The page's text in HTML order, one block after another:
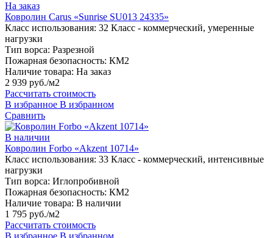
На заказ
Ковролин Carus «Sunrise SU013 24335»
Класс использования: 32 Класс - коммерческий, умеренные
нагрузки
Тип ворса: Разрезной
Пожарная безопасность: КМ2
Наличие товара: На заказ
2 939 руб./м2
Рассчитать стоимость
В избранное В избранном
Сравнить
В наличии
Ковролин Forbo «Akzent 10714»
Класс использования: 33 Класс - коммерческий, интенсивные
нагрузки
Тип ворса: Иглопробивной
Пожарная безопасность: КМ2
Наличие товара: В наличии
1 795 руб./м2
Рассчитать стоимость
В избранное В избранном